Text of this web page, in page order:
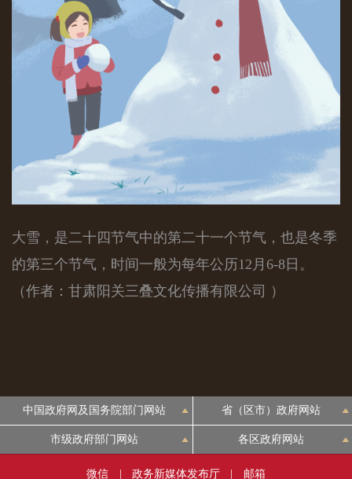
大雪，是二十四节气中的第二十一个节气，也是冬季
的第三个节气，时间一般为每年公历12月6-8日。
（作者：甘肃阳关三叠文化传播有限公司 ）
中国政府网及国务院部门网站 省（区市）政府网站
市级政府部门网站 各区政府网站
微信 | 政务新媒体发布厅 | 邮箱